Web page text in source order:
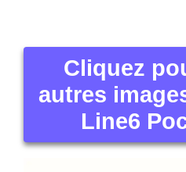
Cliquez
autres
Line6